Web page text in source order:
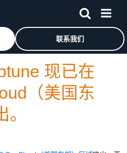
联系我们
现已在
（美国东